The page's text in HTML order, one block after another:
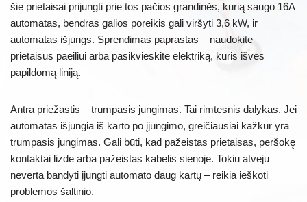
šie prietaisai prijungti prie tos pačios grandinės, kurią saugo 16A
automatas, bendras galios poreikis gali viršyti 3,6 kW, ir
automatas išjungs. Sprendimas paprastas – naudokite
prietaisus paeiliui arba pasikvieskite elektriką, kuris išves
papildomą liniją.
Antra priežastis – trumpasis jungimas. Tai rimtesnis dalykas. Jei
automatas išjungia iš karto po įjungimo, greičiausiai kažkur yra
trumpasis jungimas. Gali būti, kad pažeistas prietaisas, peršokę
kontaktai lizde arba pažeistas kabelis sienoje. Tokiu atveju
neverta bandyti įjungti automato daug kartų – reikia ieškoti
problemos šaltinio.